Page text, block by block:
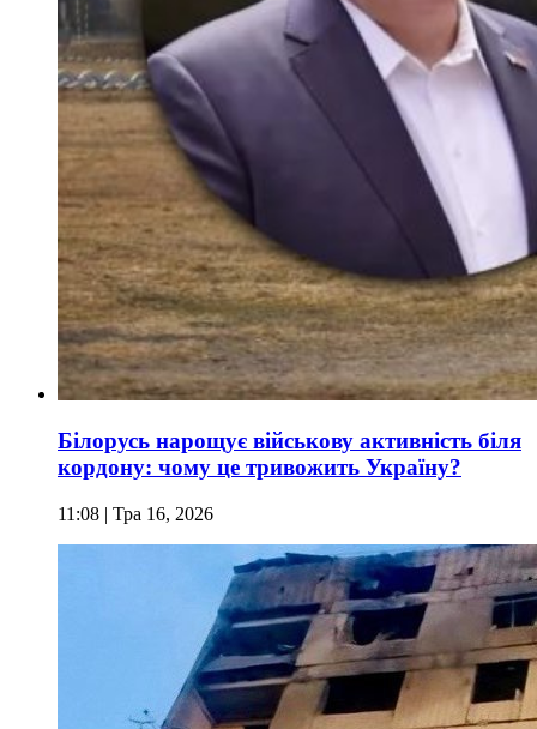
Білорусь нарощує військову активність біля
кордону: чому це тривожить Україну?
11:08 | Тра 16, 2026